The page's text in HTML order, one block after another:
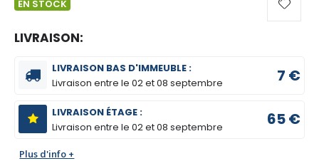
EN STOCK
LIVRAISON:
LIVRAISON BAS D'IMMEUBLE :
Livraison entre le02 et 08 septembre 7 €
LIVRAISON ÉTAGE :
Livraison entre le02 et 08 septembre 65 €
Plus d'info +